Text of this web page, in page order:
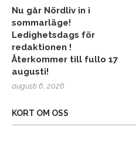
Nu går Nördliv in i
sommarläge!
Ledighetsdags för
redaktionen !
Återkommer till fullo 17
augusti!
augusti 6, 2026
KORT OM OSS